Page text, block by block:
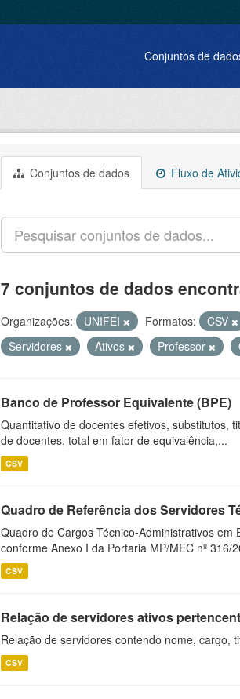
Conjuntos de
Conjuntos de dados Fluxo de
7 conjuntos de dados
Organizações: UNIFEI Formatos: CSV
Servidores
Ativos Professor
Banco de Professor Equivalente (BPE)
Quantitativo de docentes efetivos, substitutos,
de docentes, total em fator de equivalência,...
CSV
Quadro de Referência dos Servidores
Quadro de Cargos Técnico-Administrativos em
conforme Anexo I da Portaria MP/MEC nº 316/
CSV
Relação de servidores ativos
Relação de servidores contendo nome, cargo,
CSV